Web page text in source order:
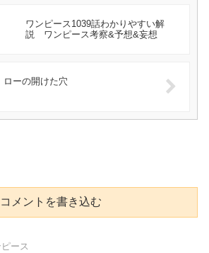
ワンピース1039話わかりやすい解
説 ワンピース考察&予想&妄想
ーの開けた穴
コメントを書き込む
ース